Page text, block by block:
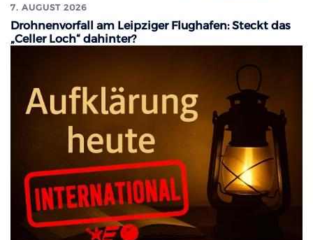
7. AUGUST 2026
Drohnenvorfall am Leipziger Flughafen: Steckt das
„Celler Loch“ dahinter?